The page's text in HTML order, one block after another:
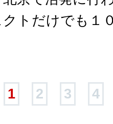
トだけでも１
1 2 3 4